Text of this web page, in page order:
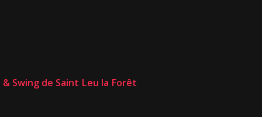
Swing de Saint Leu la Forêt